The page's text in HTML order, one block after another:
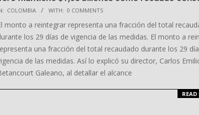
COLOMBIA WITH: 0 COMMENTS
monto a reintegrar representa una fracción del total
los 29 días de vigencia de las medidas. El monto a
una fracción del total recaudado durante los 29
de las medidas. Así lo explicó su director, Carlos
Galeano, al detallar el alcance